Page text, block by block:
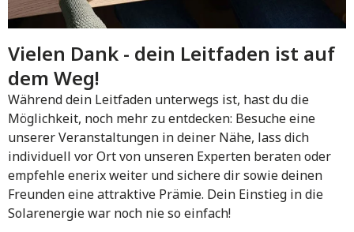
Vielen Dank - dein Leitfaden ist auf
dem Weg!
Während dein Leitfaden unterwegs ist, hast du die
Möglichkeit, noch mehr zu entdecken: Besuche eine
unserer Veranstaltungen in deiner Nähe, lass dich
individuell vor Ort von unseren Experten beraten oder
empfehle enerix weiter und sichere dir sowie deinen
Freunden eine attraktive Prämie. Dein Einstieg in die
Solarenergie war noch nie so einfach!